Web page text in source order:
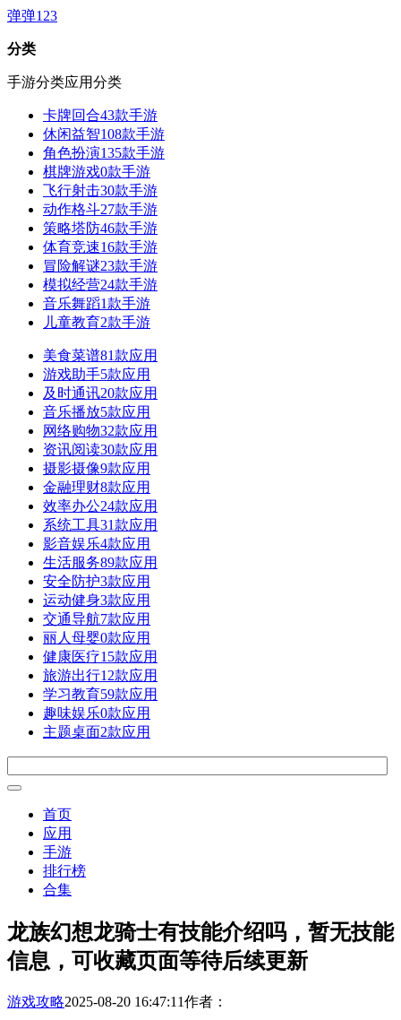
弹弹123
分类
手游分类应用分类
卡牌回合43款手游
休闲益智108款手游
角色扮演135款手游
棋牌游戏0款手游
飞行射击30款手游
动作格斗27款手游
策略塔防46款手游
体育竞速16款手游
冒险解谜23款手游
模拟经营24款手游
音乐舞蹈1款手游
儿童教育2款手游
美食菜谱81款应用
游戏助手5款应用
及时通讯20款应用
音乐播放5款应用
网络购物32款应用
资讯阅读30款应用
摄影摄像9款应用
金融理财8款应用
效率办公24款应用
系统工具31款应用
影音娱乐4款应用
生活服务89款应用
安全防护3款应用
运动健身3款应用
交通导航7款应用
丽人母婴0款应用
健康医疗15款应用
旅游出行12款应用
学习教育59款应用
趣味娱乐0款应用
主题桌面2款应用
首页
应用
手游
排行榜
合集
龙族幻想龙骑士有技能介绍吗，暂无技能
信息，可收藏页面等待后续更新
游戏攻略2025-08-20 16:47:11作者：